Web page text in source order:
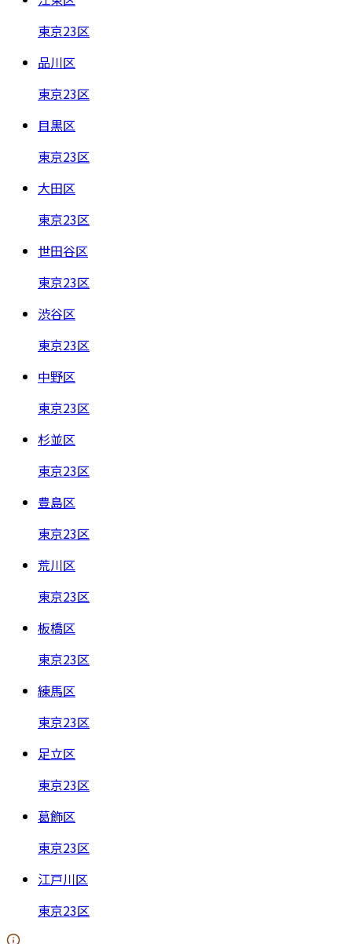
東京23区
品川区
東京23区
目黒区
東京23区
大田区
東京23区
世田谷区
東京23区
渋谷区
東京23区
中野区
東京23区
杉並区
東京23区
豊島区
東京23区
荒川区
東京23区
板橋区
東京23区
練馬区
東京23区
足立区
東京23区
葛飾区
東京23区
江戸川区
東京23区